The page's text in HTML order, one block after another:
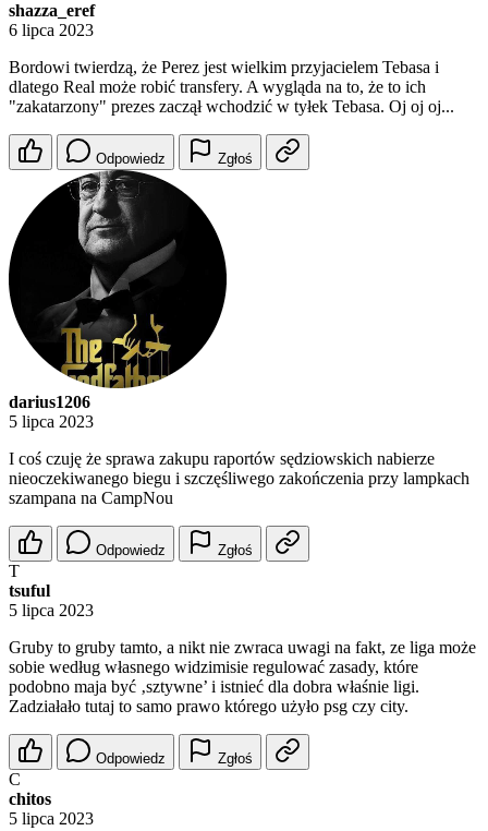
shazza_eref
6 lipca 2023
Bordowi twierdzą, że Perez jest wielkim przyjacielem Tebasa i
dlatego Real może robić transfery. A wygląda na to, że to ich
"zakatarzony" prezes zaczął wchodzić w tyłek Tebasa. Oj oj oj...
Odpowiedz Zgłoś
darius1206
5 lipca 2023
I coś czuję że sprawa zakupu raportów sędziowskich nabierze
nieoczekiwanego biegu i szczęśliwego zakończenia przy lampkach
szampana na CampNou
Odpowiedz Zgłoś
T
tsuful
5 lipca 2023
Gruby to gruby tamto, a nikt nie zwraca uwagi na fakt, ze liga może
sobie według własnego widzimisie regulować zasady, które
podobno maja być ‚sztywne’ i istnieć dla dobra właśnie ligi.
Zadziałało tutaj to samo prawo którego użyło psg czy city.
Odpowiedz Zgłoś
C
chitos
5 lipca 2023